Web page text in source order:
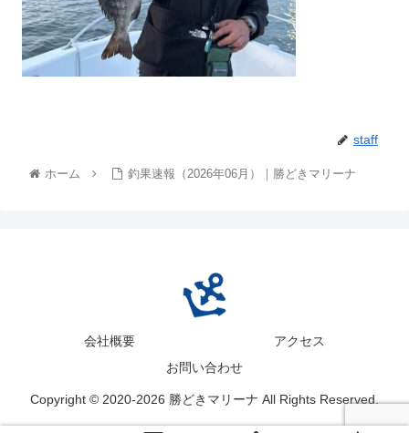
staff
ホーム 釣果速報（2026年06月）｜勝どきマリーナ
会社概要
アクセス
お問い合わせ
Copyright © 2020-2026 勝どきマリーナ All Rights Reserved.